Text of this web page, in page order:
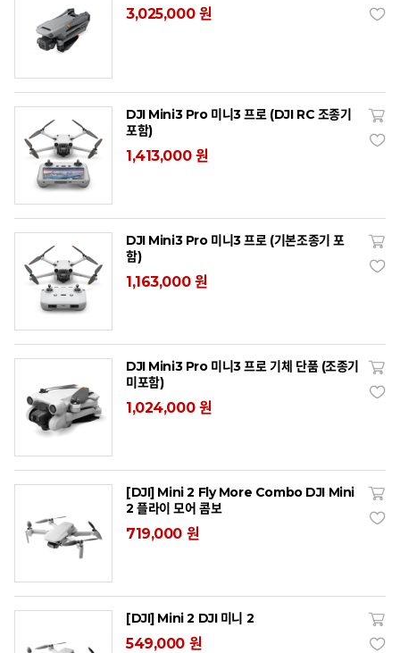
3,025,000 원
DJI Mini3 Pro 미니3 프로 (DJI RC 조종기
포함)
1,413,000 원
DJI Mini3 Pro 미니3 프로 (기본조종기 포
함)
1,163,000 원
DJI Mini3 Pro 미니3 프로 기체 단품 (조종기
미포함)
1,024,000 원
[DJI] Mini 2 Fly More Combo DJI Mini
2 플라이 모어 콤보
719,000 원
[DJI] Mini 2 DJI 미니 2
549,000 원